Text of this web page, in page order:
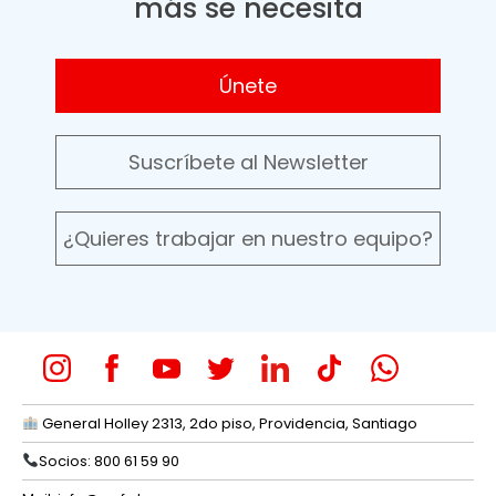
más se necesita
Únete
Suscríbete al Newsletter
¿Quieres trabajar en nuestro equipo?
General Holley 2313, 2do piso, Providencia, Santiago
Socios: 800 61 59 90